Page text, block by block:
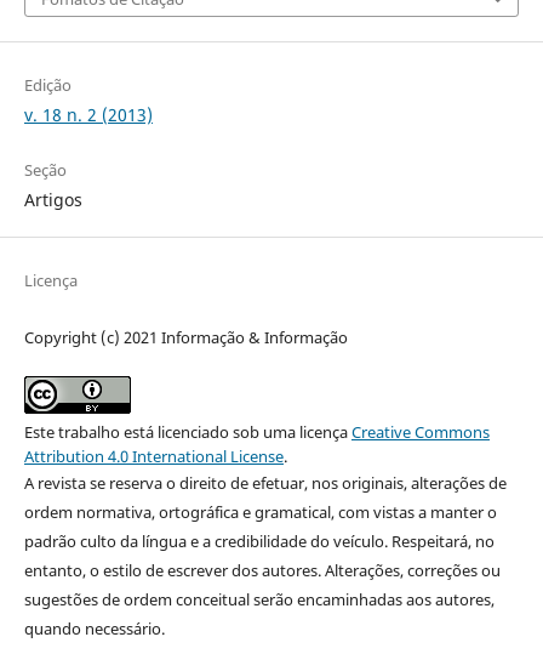
Edição
v. 18 n. 2 (2013)
Seção
Artigos
Licença
Copyright (c) 2021 Informação & Informação
Este trabalho está licenciado sob uma licençaCreative Commons
Attribution 4.0 International License.
A revista se reserva o direito de efetuar, nos originais, alterações de
ordem normativa, ortográfica e gramatical, com vistas a manter o
padrão culto da língua e a credibilidade do veículo. Respeitará, no
entanto, o estilo de escrever dos autores. Alterações, correções ou
sugestões de ordem conceitual serão encaminhadas aos autores,
quando necessário.